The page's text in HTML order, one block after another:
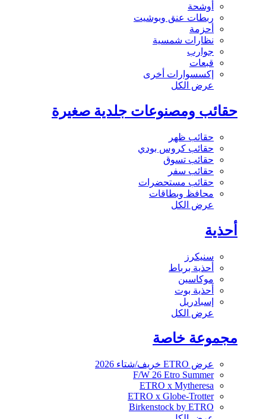
أوشحة
ربطات عنق وبوشيت
أحزمة
نظارات شمسية
جوارب
قبعات
إكسسوارات أخرى
عرض الكل
حقائب ومصنوعات جلدية صغيرة
حقائب ظهر
حقائب كروس بودي
حقائب تسوق
حقائب سفر
حقائب مستحضرات
محافظ وبطاقات
عرض الكل
أحذية
سنيكرز
أحذية برباط
موكاسين
أحذية بوت
إسبادريل
عرض الكل
مجموعة خاصة
عرض ETRO خريف/شتاء 2026
F/W 26 Etro Summer
ETRO x Mytheresa
ETRO x Globe-Trotter
Birkenstock by ETRO